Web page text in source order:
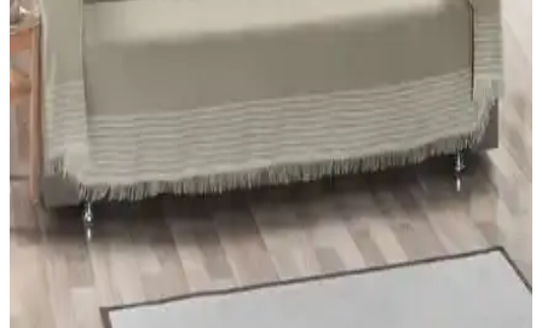
Özlü Home'un lüks pamuklu koltuk-çekyat örtüsü, şıklık ve
dayanıklılığı bir araya getirerek evinizde konfor ve estetiği artırır.
Çift taraflı kullanımı ve kaymaz özelliği ile pratik ve şık bir tercih.
Koltuk Örtüsü Karşılaştırması: Süngerli ve Çift
Taraflı Modellerin Özellikleri
İki popüler koltuk örtüsü ürününü detaylı karşılaştırıyoruz.
Dayanıklılık, estetik ve kullanım kolaylığı gibi kriterlerle en uygun
seçeneği belirlemenize yardımcı oluyoruz.
Koltuk ve Çekyat Örtüleri Karşılaştırması:
Malzeme, Özellikler ve Kullanıcı Yorumları